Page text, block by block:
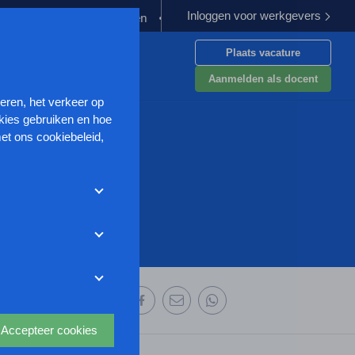
Kabinet werkt aan verbetering aanpak
Inloggen voor werkgevers
Plaats vacature
Aanmelden als docent
het verkeer op
gebruiken en hoe
ons cookiebeleid,
zonder de
website aan te
uit waarmee onder
Accepteer cookies